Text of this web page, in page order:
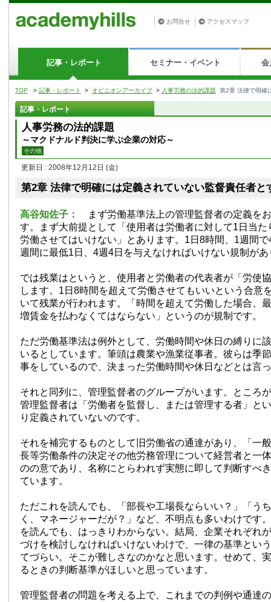
お問合せ アクセスマップ
記事・レポート セミナー・イベント 会
TOP > 記事・レポート > オピニオンアーカイブ > 人事労務の法的課題 第2章 法律で明確
記事・レポート
人事労務の法的課題
～マクドナルド判決に学ぶ企業の対応～
その他
更新日 : 2008年12月12日 (金)
第2章 法律で明確には定義されていない監督責任者と
高谷知佐子：
まず労働基準法上の管理監督者の定義を
す。まず大前提として「使用者は労働者に対して1日当た
労働させてはいけない」とあります。1日8時間、1週間
週間に最低1日、4週4日を与えなければいけない規制があ
では残業はというと、使用者と労働者の代表者が「労使
します。1日8時間を超えて労働させてもいいという合意
いて残業が行われます。「時間を超えて労働した場合、
増賃金を払わなくてはならない」というのが規制です。
ただ労働基準法は例外として、労働時間や休日の縛りに
いるとしています。筆頭は農業や漁業従事者。彼らは季
事をしているので、決まった労働時間や休日などとは言
それと同列に、管理監督者のグループがいます。ところ
管理監督者は「労働者を監督し、または管理する者」と
り定義されていないのです。
それを補完するものとして旧労働省の通達があり、「一
長等労働条件の決定その他労務管理について経営者と一
のの意であり、名称にとらわれず実態に即して判断すべ
ています。
ただこれを読んでも、「部長や工場長ならいい？」「う
く、マネージャーだが？」など、不明点も多いわけです
を読んでも、はっきりわからない。結局、企業それぞれ
づけを検討しなければいけないわけで、一律の基準とい
てづらい。そこが難しさなのかなと思います。せめて、
るときの判断基準がほしいと思っています。
管理監督者の問題を考える上で、これまでの判例や通達